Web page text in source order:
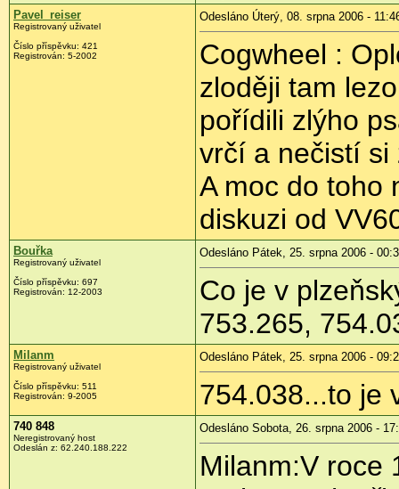
Pavel_reiser
Registrovaný uživatel
Číslo příspěvku: 421
Registrován: 5-2002
Odesláno Úterý, 08. srpna 2006 -
Cogwheel :
zloději tam
pořídili zlýho
vrčí a nečistí si
A moc do toho
diskuzi od
Bouřka
Registrovaný uživatel
Číslo příspěvku: 697
Registrován: 12-2003
Odesláno Pátek, 25. srpna 2006 -
Co je v
753.265,
Milanm
Registrovaný uživatel
Číslo příspěvku: 511
Registrován: 9-2005
Odesláno Pátek, 25. srpna 2006 -
754.038...to je
740 848
Neregistrovaný host
Odeslán z: 62.240.188.222
Odesláno Sobota, 26. srpna 2006 -
Milanm:V roce